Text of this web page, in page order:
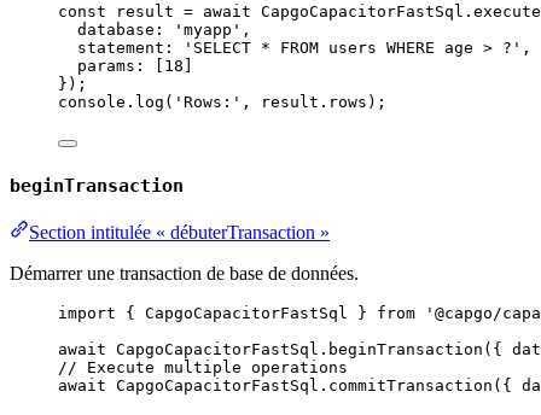
const
result = await CapgoCapacitorFastSql. execute
database:
'myapp' ,
statement:
'SELECT * FROM users WHERE age > ?' ,
params: [ 18
});
console. log ( 'Rows:' , result.rows);
beginTransaction
Section intitulée « débuterTransaction »
Démarrer une transaction de base de données.
import { CapgoCapacitorFastSql } from
'@capgo/
await CapgoCapacitorFastSql. beginTransaction ({
// Execute multiple operations
await CapgoCapacitorFastSql. commitTransaction ({